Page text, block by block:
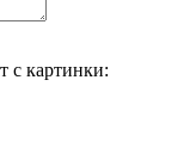
с картинки: